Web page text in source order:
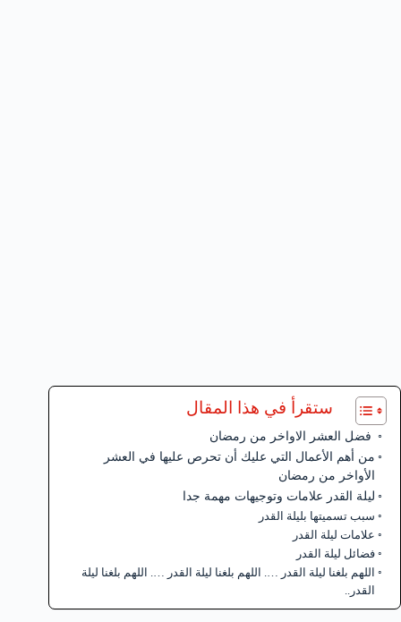
ستقرأ في هذا المقال
فضل العشر الاواخر من رمضان
من أهم الأعمال التي عليك أن تحرص عليها في العشر
الأواخر من رمضان
ليلة القدر علامات وتوجيهات مهمة جدا
سبب تسميتها بليلة القدر
علامات ليلة القدر
فضائل ليلة القدر
اللهم بلغنا ليلة القدر …. اللهم بلغنا ليلة القدر …. اللهم بلغنا ليلة
القدر..